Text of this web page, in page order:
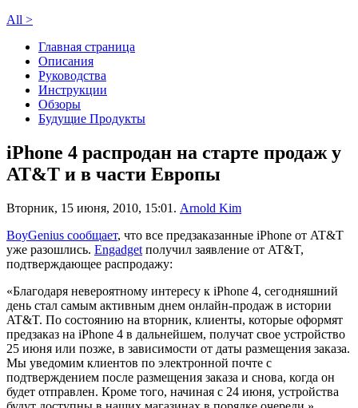
All >
Главная страница
Описания
Руководства
Инструкции
Обзоры
Будущие Продукты
iPhone 4 распродан на старте продаж у
AT&T и в части Европы
Вторник, 15 июня, 2010, 15:01. Arnold Kim
BoyGenius сообщает, что все предзаказанные iPhone от AT&T
уже разошлись. Engadget получил заявление от AT&T,
подтверждающее распродажу:
«Благодаря невероятному интересу к iPhone 4, сегодняшний
день стал самым активным днем онлайн-продаж в истории
AT&T. По состоянию на вторник, клиенты, которые оформят
предзаказ на iPhone 4 в дальнейшем, получат свое устройство
25 июня или позже, в зависимости от даты размещения заказа.
Мы уведомим клиентов по электронной почте с
подтверждением после размещения заказа и снова, когда он
будет отправлен. Кроме того, начиная с 24 июня, устройства